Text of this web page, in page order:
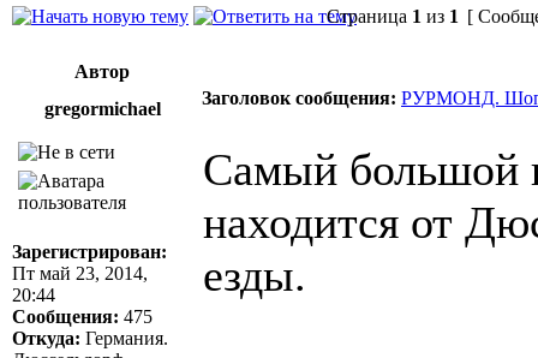
Страница 1 из 1 [
Автор
gregormichael
Заголовок сообщения: РУРМОНД.
Зарегистрирован:
Пт май 23, 2014,
20:44
Сообщения: 475
Откуда: Германия.
Са­мый боль­шой
находится от
езды.